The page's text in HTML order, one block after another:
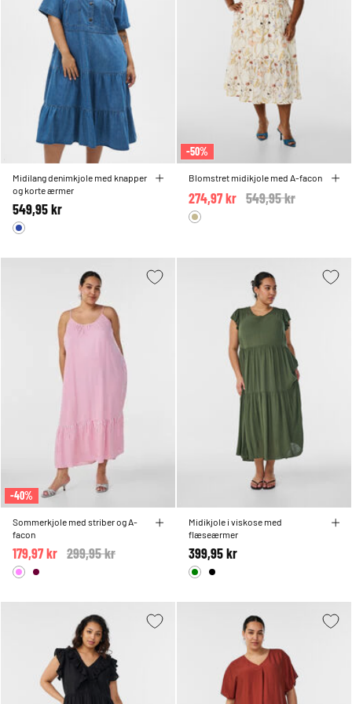
Midilang denimkjole med knapper
og korte ærmer
549,95 kr
-50%
Blomstret midikjole med A-facon
Price reduced from
549,95 kr
274,97 kr
-40%
Sommerkjole med striber og A-
facon
Price reduced from
299,95 kr
179,97 kr
Midikjole i viskose med
flæseærmer
399,95 kr